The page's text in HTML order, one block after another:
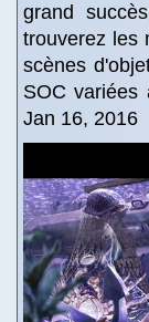
grand
trouverez les
scènes
SOC variées
Jan 16, 2016